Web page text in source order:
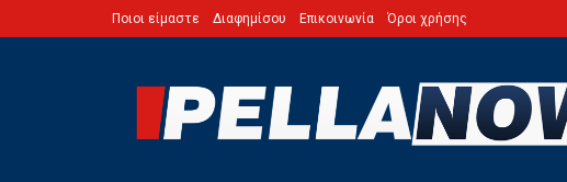
Ποιοι είμαστε Διαφημίσου Επικοινωνία Όροι χρήσης